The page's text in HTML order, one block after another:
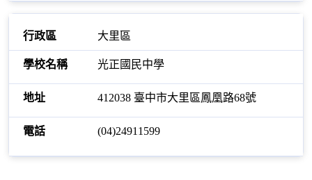
大里區
光正國民中學
412038 臺中市大里區鳳凰路68號
(04)24911599